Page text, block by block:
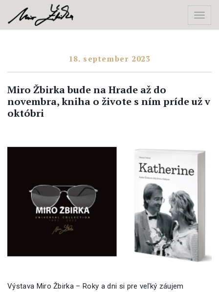
18. september 2023
Miro Žbirka bude na Hrade až do
novembra, kniha o živote s ním príde už v
októbri
Výstava Miro Žbirka – Roky a dni si pre veľký záujem